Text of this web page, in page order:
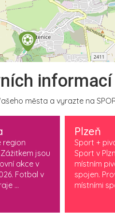
informací
města a vyrazte na
region
jsou
akce v
Fotbal v
...
Plzeň
Sport +
Sport v
místním
spojen.
místními